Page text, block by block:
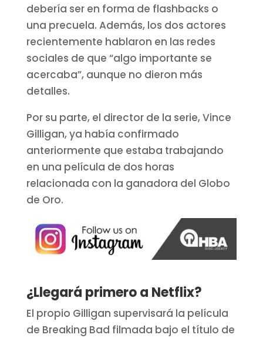
debería ser en forma de flashbacks o
una precuela. Además, los dos actores
recientemente hablaron en las redes
sociales de que “algo importante se
acercaba”, aunque no dieron más
detalles.
Por su parte, el director de la serie, Vince
Gilligan, ya había confirmado
anteriormente que estaba trabajando
en una película de dos horas
relacionada con la ganadora del Globo
de Oro.
¿Llegará primero a Netflix?
El propio Gilligan supervisará la película
de Breaking Bad filmada bajo el título de